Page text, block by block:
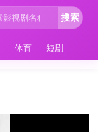
体育 短剧
搜索